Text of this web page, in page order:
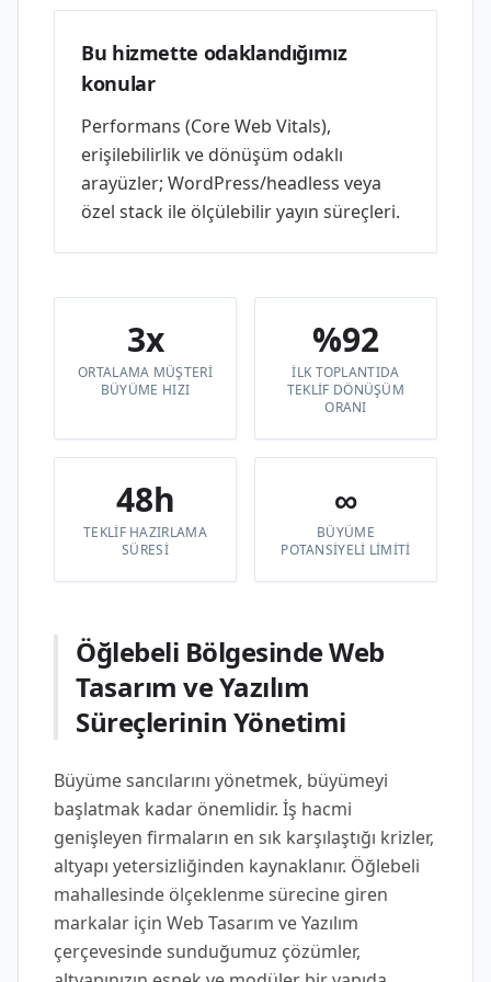
Bu hizmette odaklandığımız
konular
Performans (Core Web Vitals),
erişilebilirlik ve dönüşüm odaklı
arayüzler; WordPress/headless veya
özel stack ile ölçülebilir yayın süreçleri.
3x
ORTALAMA MÜŞTERI
BÜYÜME HIZI
%92
İLK TOPLANTIDA
TEKLIF DÖNÜŞÜM
ORANI
48h
TEKLIF HAZIRLAMA
SÜRESI
∞
BÜYÜME
POTANSIYELI LIMITI
Öğlebeli Bölgesinde Web
Tasarım ve Yazılım
Süreçlerinin Yönetimi
Büyüme sancılarını yönetmek, büyümeyi
başlatmak kadar önemlidir. İş hacmi
genişleyen firmaların en sık karşılaştığı krizler,
altyapı yetersizliğinden kaynaklanır. Öğlebeli
mahallesinde ölçeklenme sürecine giren
markalar için Web Tasarım ve Yazılım
çerçevesinde sunduğumuz çözümler,